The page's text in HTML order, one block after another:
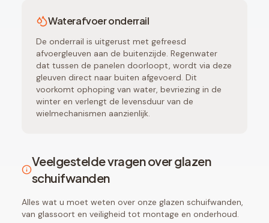
Waterafvoer onderrail
De onderrail is uitgerust met gefreesd
afvoergleuven aan de buitenzijde. Regenwater
dat tussen de panelen doorloopt, wordt via deze
gleuven direct naar buiten afgevoerd. Dit
voorkomt ophoping van water, bevriezing in de
winter en verlengt de levensduur van de
wielmechanismen aanzienlijk.
Veelgestelde vragen over glazen
schuifwanden
Alles wat u moet weten over onze glazen schuifwanden,
van glassoort en veiligheid tot montage en onderhoud.